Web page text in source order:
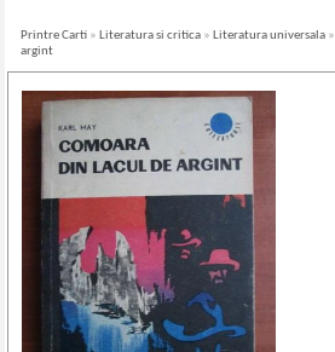
Printre Carti » Literatura si critica » Literatura universala »
argint